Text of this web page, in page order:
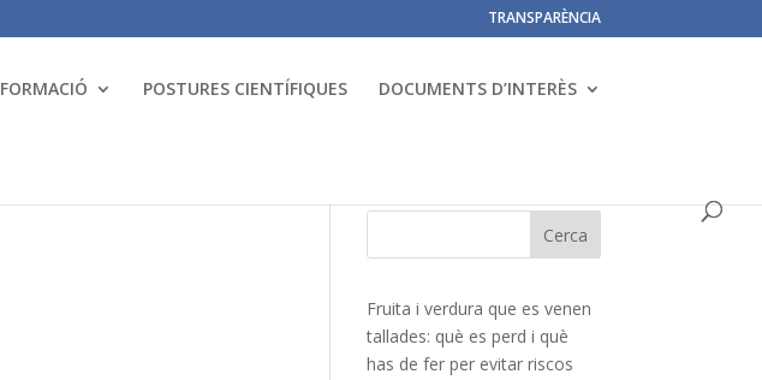
TRANSPARÈNCIA
FORMACIÓ POSTURES CIENTÍFIQUES DOCUMENTS D’INTERÈS
Fruita i verdura que es venen
tallades: què es perd i què
has de fer per evitar riscos